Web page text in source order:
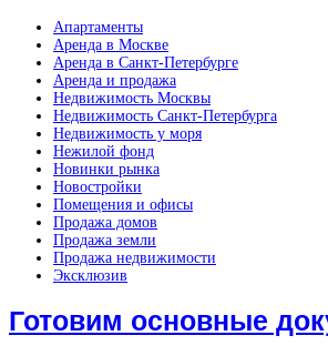
Апартаменты
Аренда в Москве
Аренда в Санкт-Петербурге
Аренда и продажа
Недвижимость Москвы
Недвижимость Санкт-Петербурга
Недвижимость у моря
Нежилой фонд
Новинки рынка
Новостройки
Помещения и офисы
Продажа домов
Продажа земли
Продажа недвижимости
Эксклюзив
Готовим основные